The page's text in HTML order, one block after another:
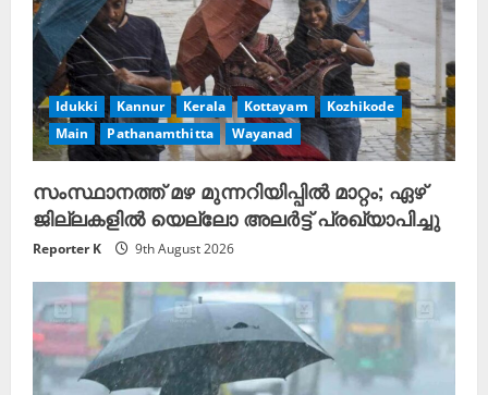
Idukki Kannur Kerala Kottayam
Kozhikode
Main
Pathanamthitta Wayanad
സംസ്ഥാനത്ത് മഴ മുന്നറിയിപ്പിൽ മാറ്റം; ഏഴ്
ജില്ലകളിൽ യെല്ലോ അലർട്ട് പ്രഖ്യാപിച്ചു
Reporter K 9th August 2026